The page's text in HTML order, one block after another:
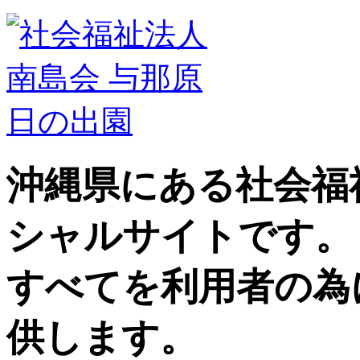
沖縄県にある社会
シャルサイトです。
すべてを利用者の
供します。